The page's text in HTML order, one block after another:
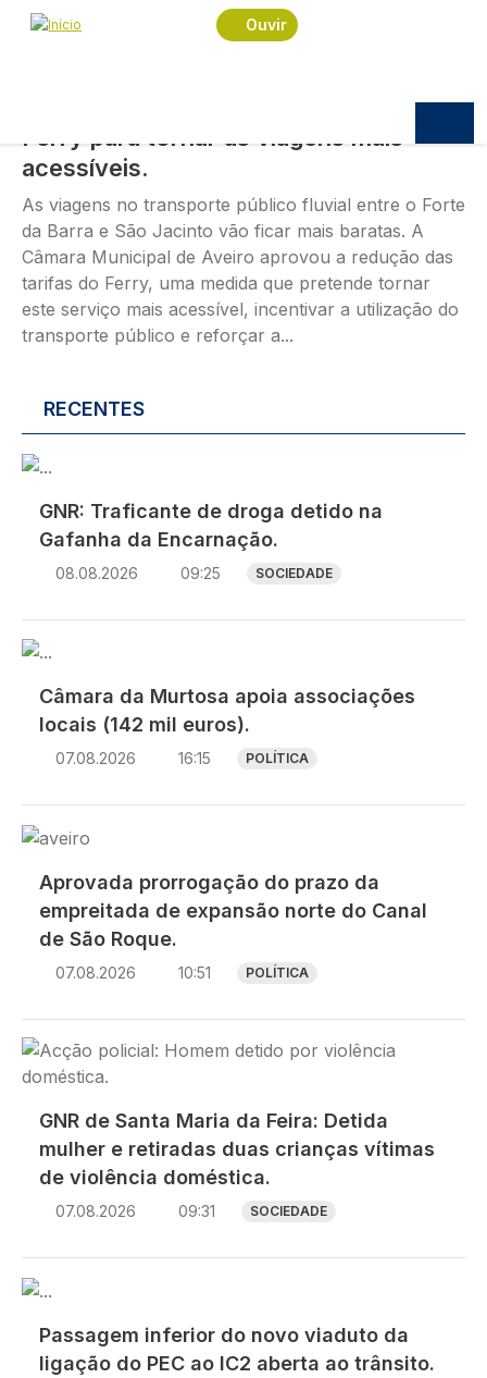
Passar para o conteúdo principal
Ouvir
Imagem
POLÍTICA
Ferry para tornar as viagens mais
acessíveis.
As viagens no transporte público fluvial entre o Forte
da Barra e São Jacinto vão ficar mais baratas. A
Câmara Municipal de Aveiro aprovou a redução das
tarifas do Ferry, uma medida que pretende tornar
este serviço mais acessível, incentivar a utilização do
transporte público e reforçar a...
RECENTES
Imagem
GNR: Traficante de droga detido na
Gafanha da Encarnação.
08.08.2026 09:25 SOCIEDADE
Imagem
Câmara da Murtosa apoia associações
locais (142 mil euros).
07.08.2026 16:15 POLÍTICA
Imagem
Aprovada prorrogação do prazo da
empreitada de expansão norte do Canal
de São Roque.
07.08.2026 10:51 POLÍTICA
Imagem
GNR de Santa Maria da Feira: Detida
mulher e retiradas duas crianças vítimas
de violência doméstica.
07.08.2026 09:31 SOCIEDADE
Imagem
Passagem inferior do novo viaduto da
ligação do PEC ao IC2 aberta ao trânsito.